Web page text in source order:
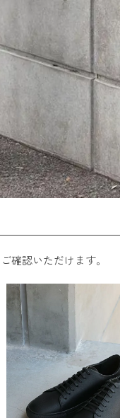
確認いただけます。